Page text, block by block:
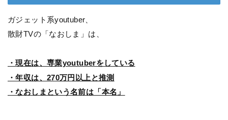
ガジェット系youtuber、
散財TVの「なおしま」は、
・現在は、専業youtuberをしている
・年収は、270万円以上と推測
・なおしまという名前は「本名」